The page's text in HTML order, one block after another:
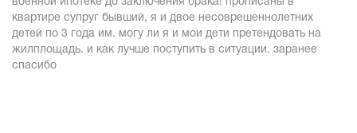
квартире супруг бывший, я и двое несоврешеннолетних
детей по 3 года им. могу ли я и мои дети претендовать на
жилплощадь. и как лучше поступить в ситуации. заранее
спасибо